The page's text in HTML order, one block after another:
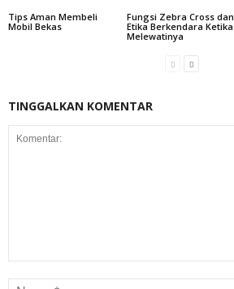
Tips Aman Membeli
Mobil Bekas
Fungsi Zebra Cross dan
Etika Berkendara Ketika
Melewatinya
TINGGALKAN KOMENTAR